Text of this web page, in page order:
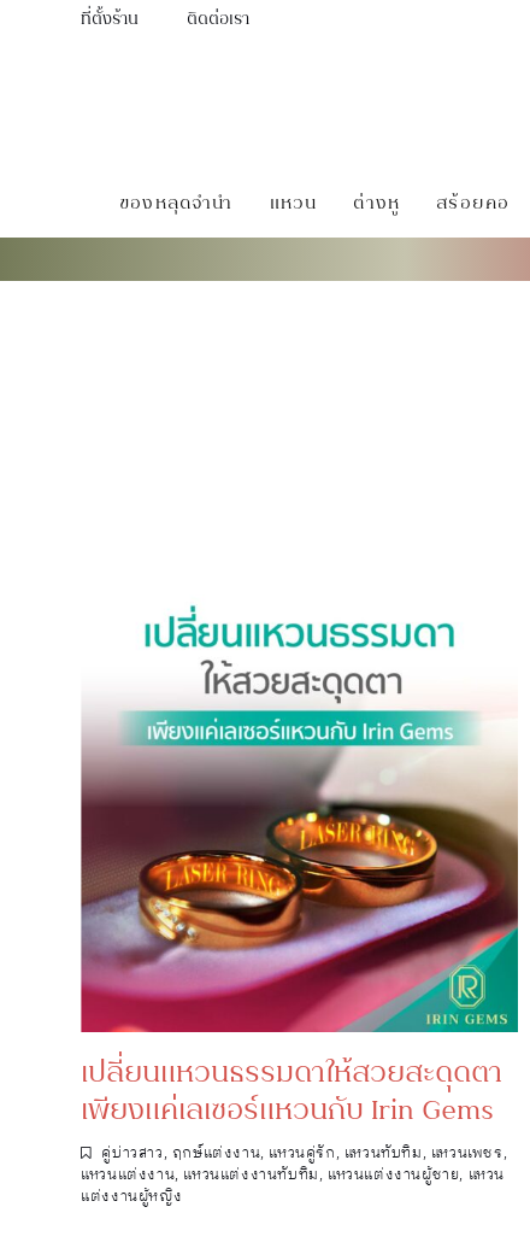
ที่ตั้งร้าน ติดต่อเรา
ของหลุดจำนำ แหวน ต่างหู สร้อยคอ
เปลี่ยนแหวนธรรมดาให้สวยสะดุดตา
เพียงแค่เลเซอร์แหวนกับ Irin Gems
คู่บ่าวสาว, ฤกษ์แต่งงาน, แหวนคู่รัก, แหวนทับทิม, แหวนเพชร,
แหวนแต่งงาน, แหวนแต่งงานทับทิม, แหวนแต่งงานผู้ชาย, แหวน
แต่งงานผู้หญิง